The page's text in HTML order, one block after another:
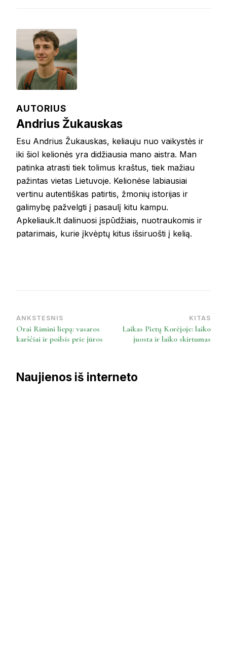
AUTORIUS
Andrius Žukauskas
Esu Andrius Žukauskas, keliauju nuo vaikystės ir
iki šiol kelionės yra didžiausia mano aistra. Man
patinka atrasti tiek tolimus kraštus, tiek mažiau
pažintas vietas Lietuvoje. Kelionėse labiausiai
vertinu autentiškas patirtis, žmonių istorijas ir
galimybę pažvelgti į pasaulį kitu kampu.
Apkeliauk.lt dalinuosi įspūdžiais, nuotraukomis ir
patarimais, kurie įkvėptų kitus išsiruošti į kelią.
Post
Navigation
ANKSTESNIS
Orai Rimini liepą: vasaros
karščiai ir poilsis prie jūros
KITAS
Laikas Pietų Korėjoje: laiko
juosta ir laiko skirtumas
Naujienos iš interneto